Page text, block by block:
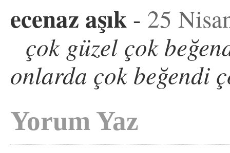
ecenaz aşık - 25
çok güzel çok
onlarda çok beğendi
Yorum Yaz